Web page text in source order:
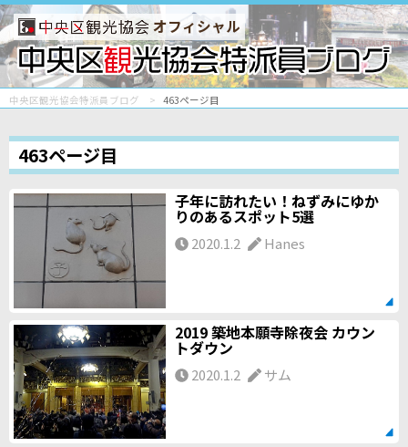
オフィシャル
中央区観光協会特派員ブログ 463ページ目
463ページ目
子年に訪れたい！ねずみにゆか
りのあるスポット5選
2020.1.2 Hanes
2019 築地本願寺除夜会 カウン
トダウン
2020.1.2 サム